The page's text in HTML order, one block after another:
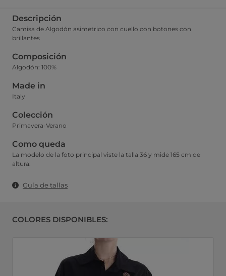
Descripción
Camisa de Algodón asimetrico con cuello con botones con
brillantes
Composición
Algodón: 100%
Made in
Italy
Colección
Primavera-Verano
Como queda
La modelo de la foto principal viste la talla 36 y mide 165 cm de
altura.
Guía de tallas
COLORES DISPONIBLES: